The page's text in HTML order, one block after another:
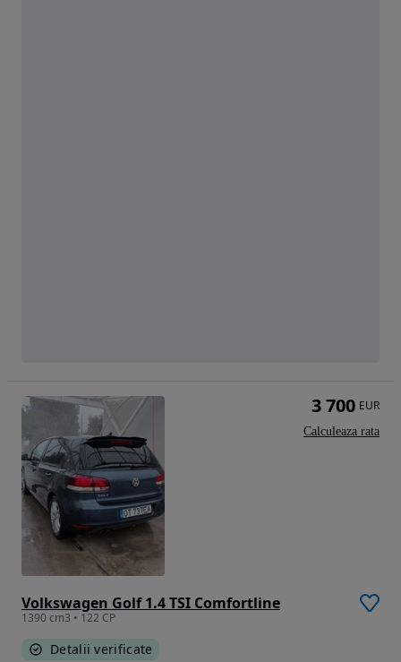
Volkswagen Golf 1.4 TSI Comfortline
1390 cm3 • 122 CP
Detalii verificate
3 700 EUR
Calculeaza rata